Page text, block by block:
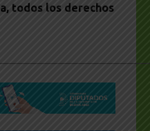
, todos los derechos